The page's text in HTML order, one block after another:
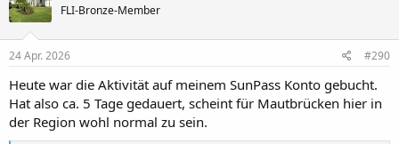
FLI-Bronze-Member
24 Apr. 2026 #290
Heute war die Aktivität auf meinem SunPass Konto gebucht.
Hat also ca. 5 Tage gedauert, scheint für Mautbrücken hier in
der Region wohl normal zu sein.